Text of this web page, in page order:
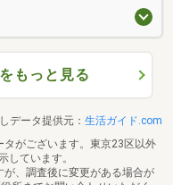
もっと見る
データ提供元： 生活ガイド.com
がございます。東京23区以外
しています。
、調査後に変更がある場合が